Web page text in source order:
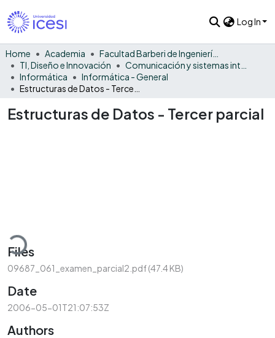
Log In
Home Academia
Facultad Barberi de Ingeniería, Diseño y Ciencias Aplicadas
TI, Diseño e Innovación
Informática
Informática - General
Estructuras de Datos - Tercer parcial
Files
09687_061_examen_parcial2.pdf(47.4 KB)
Date
2006-05-01T21:07:53Z
Authors